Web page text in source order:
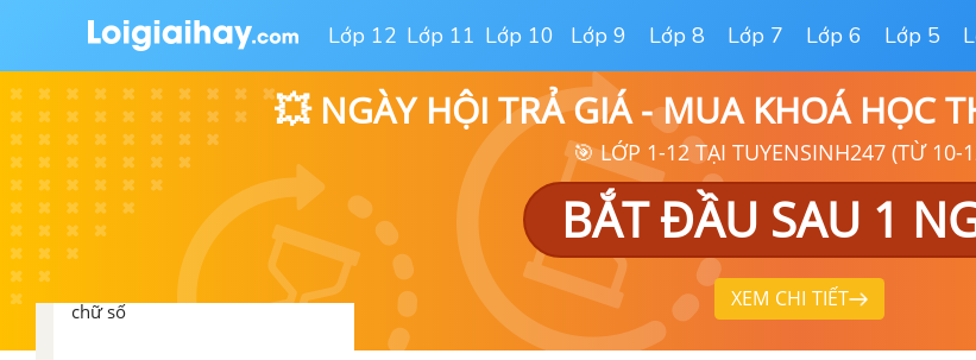
Lớp 12 Lớp 11 Lớp 10 Lớp 9 Lớp 8 Lớp 7 Lớp 6 Lớp 5
💥 NGÀY HỘI TRẢ GIÁ - MUA KHOÁ HỌC
🎯 LỚP 1-12 TẠI TUYENSINH247 (TỪ 10-
BẮT ĐẦU SAU 1
XEM CHI TIẾT
Bài 5 : Luyện tập
Bài 6 : Các số có sáu chữ số
Bài 7 : Luyện tập
Bài 8 : Hàng và lớp
Bài 9 : So sánh các số có nhiều
chữ số